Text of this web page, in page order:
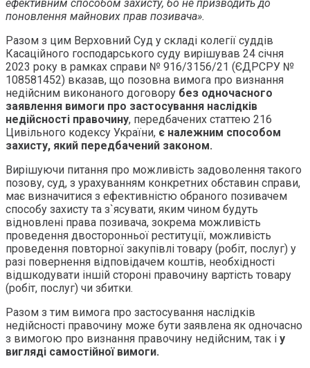
ефективним способом захисту, бо не призводить до
поновлення майнових прав позивача».
Разом з цим Верховний Суд у складі колегії суддів
Касаційного господарського суду вирішував 24 січня
2023 року в рамках справи № 916/3156/21 (ЄДРСРУ №
108581452) вказав, що позовна вимога про визнання
недійсним виконаного договору без одночасного
заявлення вимоги про застосування наслідків
недійсності правочину, передбачених статтею 216
Цивільного кодексу України, є належним способом
захисту, який передбачений законом.
Вирішуючи питання про можливість задоволення такого
позову, суд, з урахуванням конкретних обставин справи,
має визначитися з ефективністю обраного позивачем
способу захисту та з`ясувати, яким чином будуть
відновлені права позивача, зокрема можливість
проведення двосторонньої реституції, можливість
проведення повторної закупівлі товару (робіт, послуг) у
разі повернення відповідачем коштів, необхідності
відшкодувати іншій стороні правочину вартість товару
(робіт, послуг) чи збитки.
Разом з тим вимога про застосування наслідків
недійсності правочину може бути заявлена як одночасно
з вимогою про визнання правочину недійсним, так і у
вигляді самостійної вимоги.